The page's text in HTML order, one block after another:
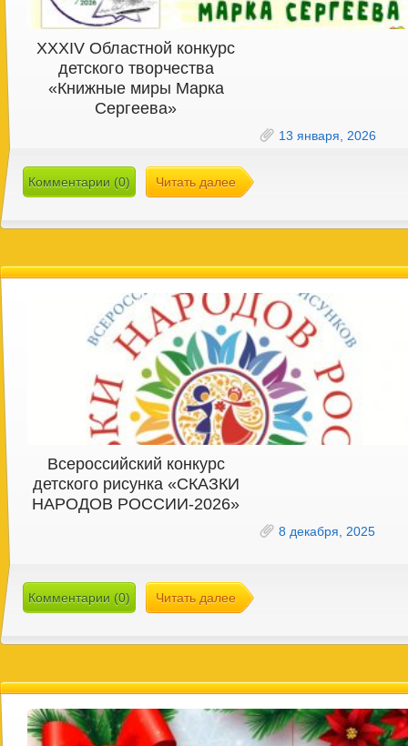
XXXIV Областной конкурс
детского творчества
«Книжные миры Марка
Сергеева»
13 января, 2026
Комментарии (0) Читать далее
Всероссийский конкурс
детского рисунка «СКАЗКИ
НАРОДОВ РОССИИ-2026»
8 декабря, 2025
Комментарии (0) Читать далее